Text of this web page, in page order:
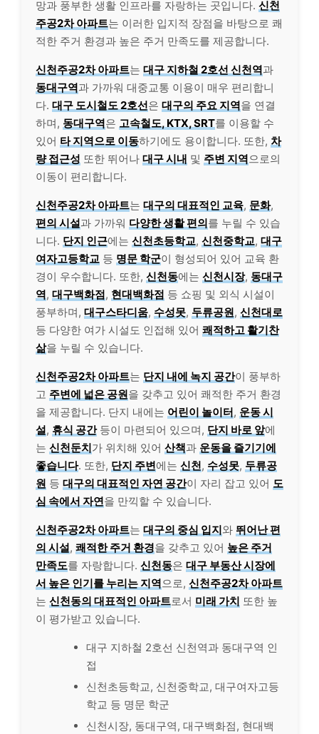
망과 풍부한 생활 인프라를 자랑하는 곳입니다. 신천
주공2차 아파트는 이러한 입지적 장점을 바탕으로 쾌
적한 주거 환경과 높은 주거 만족도를 제공합니다.
신천주공2차 아파트는 대구 지하철 2호선 신천역과
동대구역과 가까워 대중교통 이용이 매우 편리합니
다. 대구 도시철도 2호선은 대구의 주요 지역을 연결
하며, 동대구역은 고속철도, KTX, SRT를 이용할 수
있어 타 지역으로 이동하기에도 용이합니다. 또한, 차
량 접근성 또한 뛰어나 대구 시내 및 주변 지역으로의
이동이 편리합니다.
신천주공2차 아파트는 대구의 대표적인 교육, 문화,
편의 시설과 가까워 다양한 생활 편의를 누릴 수 있습
니다. 단지 인근에는 신천초등학교, 신천중학교, 대구
여자고등학교 등 명문 학군이 형성되어 있어 교육 환
경이 우수합니다. 또한, 신천동에는 신천시장, 동대구
역, 대구백화점, 현대백화점 등 쇼핑 및 외식 시설이
풍부하며, 대구스타디움, 수성못, 두류공원, 신천대로
등 다양한 여가 시설도 인접해 있어 쾌적하고 활기찬
삶을 누릴 수 있습니다.
신천주공2차 아파트는 단지 내에 녹지 공간이 풍부하
고 주변에 넓은 공원을 갖추고 있어 쾌적한 주거 환경
을 제공합니다. 단지 내에는 어린이 놀이터, 운동 시
설, 휴식 공간등이 마련되어 있으며, 단지 바로 앞에
는 신천둔치가 위치해 있어 산책과 운동을 즐기기에
좋습니다. 또한, 단지 주변에는 신천, 수성못, 두류공
원 등 대구의 대표적인 자연 공간이 자리 잡고 있어 도
심 속에서 자연을 만끽할 수 있습니다.
신천주공2차 아파트는 대구의 중심 입지와 뛰어난 편
의 시설, 쾌적한 주거 환경을 갖추고 있어 높은 주거
만족도를 자랑합니다. 신천동은 대구 부동산 시장에
서 높은 인기를 누리는 지역으로, 신천주공2차 아파트
는 신천동의 대표적인 아파트로서 미래 가치 또한 높
이 평가받고 있습니다.
대구 지하철 2호선 신천역과 동대구역 인
접
신천초등학교, 신천중학교, 대구여자고등
학교 등 명문 학군
신천시장, 동대구역, 대구백화점, 현대백